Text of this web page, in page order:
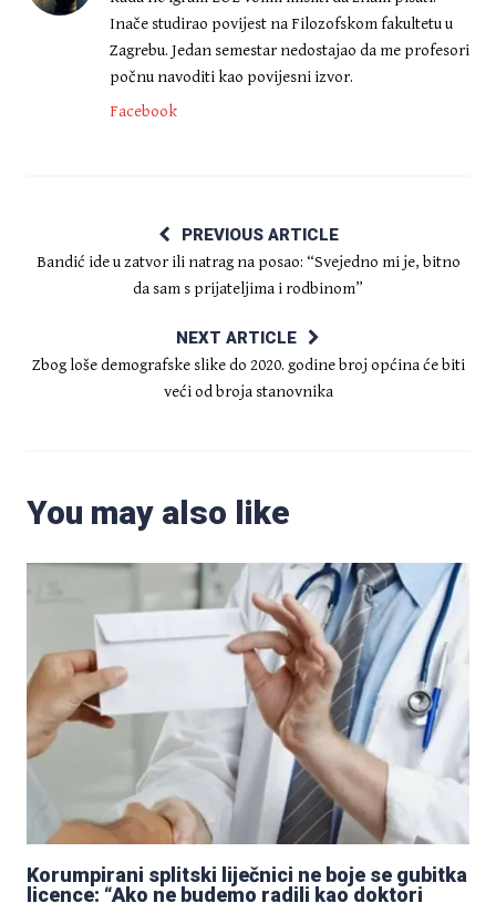
Inače studirao povijest na Filozofskom fakultetu u
Zagrebu. Jedan semestar nedostajao da me profesori
počnu navoditi kao povijesni izvor.
Facebook
PREVIOUS ARTICLE
Bandić ide u zatvor ili natrag na posao: “Svejedno mi je, bitno
da sam s prijateljima i rodbinom”
NEXT ARTICLE
Zbog loše demografske slike do 2020. godine broj općina će biti
veći od broja stanovnika
You may also like
Korumpirani splitski liječnici ne boje se gubitka
licence: “Ako ne budemo radili kao doktori